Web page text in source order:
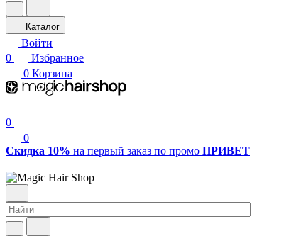
Каталог
Войти
0
Избранное
0 Корзина
0
0
Скидка 10% на первый заказ по промо ПРИВЕТ